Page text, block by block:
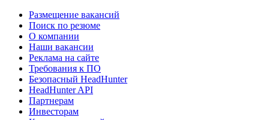
Размещение вакансий
Поиск по резюме
О компании
Наши вакансии
Реклама на сайте
Требования к ПО
Безопасный HeadHunter
HeadHunter API
Партнерам
Инвесторам